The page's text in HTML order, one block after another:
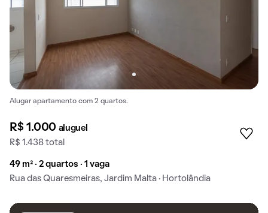
Alugar apartamento com 2 quartos.
R$ 1.000 aluguel
R$ 1.438 total
49 m² · 2 quartos · 1 vaga
Rua das Quaresmeiras, Jardim Malta · Hortolândia